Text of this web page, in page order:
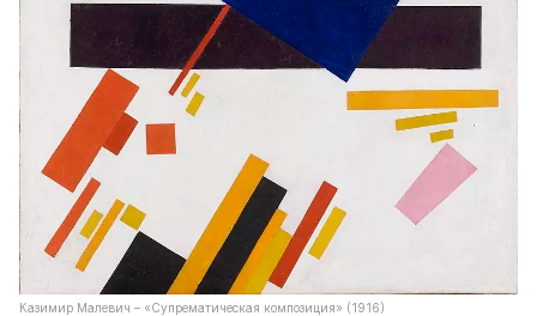
Казимир Малевич – «Супрематическая композиция» (1916)